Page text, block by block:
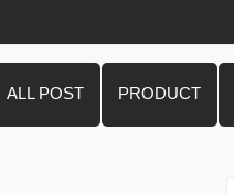
ALL POST PRODUCT